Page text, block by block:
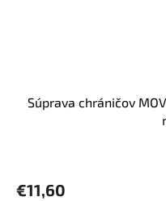
Súprava chráničov
€11,60